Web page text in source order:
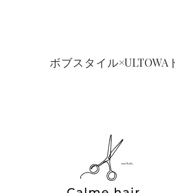
ボブスタイル×ULTOWA